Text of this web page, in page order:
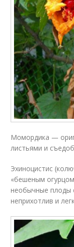
Момордика —
листьями и
Эхиноцистис
«бешеным
необычные плоды
неприхотлив и